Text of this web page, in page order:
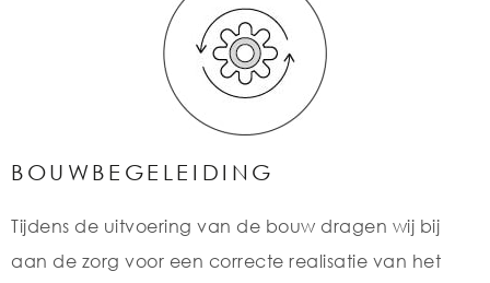
BOUWBEGELEIDING
Tijdens de uitvoering van de bouw dragen wij bij
aan de zorg voor een correcte realisatie van het